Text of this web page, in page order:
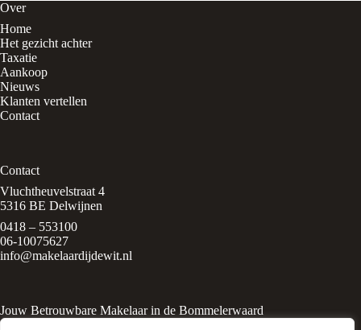
Over
Home
Het gezicht achter
Taxatie
Aankoop
Nieuws
Klanten vertellen
Contact
Contact
Vluchtheuvelstraat 4
5316 BE Delwijnen
0418 – 553100
06-10075627
info@makelaardijdewit.nl
Jouw Betrouwbare Makelaar in de Bommelerwaard